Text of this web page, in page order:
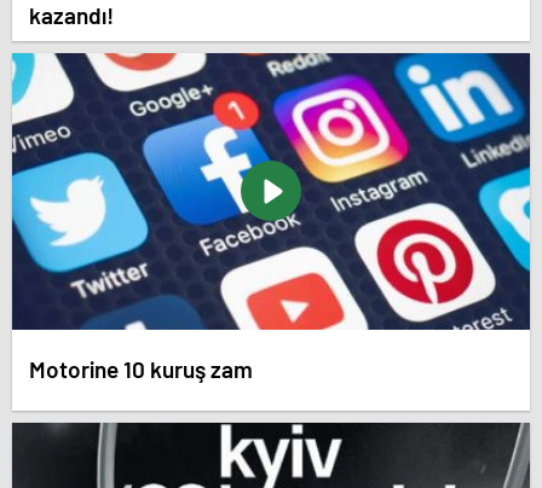
kazandı!
Motorine 10 kuruş zam